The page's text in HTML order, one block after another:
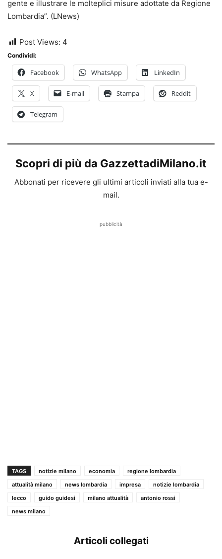
gente e illustrare le molteplici misure adottate da Regione
Lombardia”. (LNews)
Post Views: 4
Condividi:
Facebook WhatsApp LinkedIn
X E-mail Stampa Reddit
Telegram
Scopri di più da GazzettadiMilano.it
Abbonati per ricevere gli ultimi articoli inviati alla tua e-
mail.
pubblicità
TAGS notizie milano economia
regione lombardia
attualità milano
news lombardia impresa
notizie lombardia
lecco
guido guidesi milano attualità
antonio rossi
news milano
Articoli collegati